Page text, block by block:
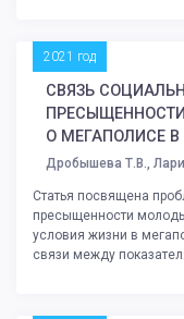
2021 год
СВЯЗЬ
О МЕГАПОЛИСЕ
Дробышева Т.В.,
Статья посвящена
пресыщенности
условия жизни в
связи между